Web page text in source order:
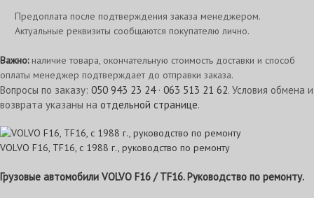
Предоплата после подтверждения заказа менеджером.
Актуальные реквизиты сообщаются покупателю лично.
Важно:наличие товара, окончательную стоимость доставки и способ
оплаты менеджер подтверждает до отправки заказа.
Вопросы по заказу: 050 943 23 24· 063 513 21 62. Условия обмена и
возврата указаны на отдельной странице.
VOLVO F16, TF16, с 1988 г., руководство по ремонту
Грузовые автомобили VOLVO F16 / TF16. Руководство по ремонту.